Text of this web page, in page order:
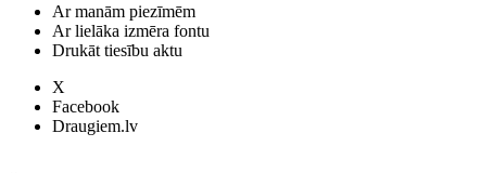
Ar manām piezīmēm
Ar lielāka izmēra fontu
Drukāt tiesību aktu
X
Facebook
Draugiem.lv